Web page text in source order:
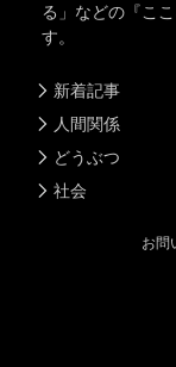
る」などの『こ
す。
新着記事
人間関係
どうぶつ
社会
お問